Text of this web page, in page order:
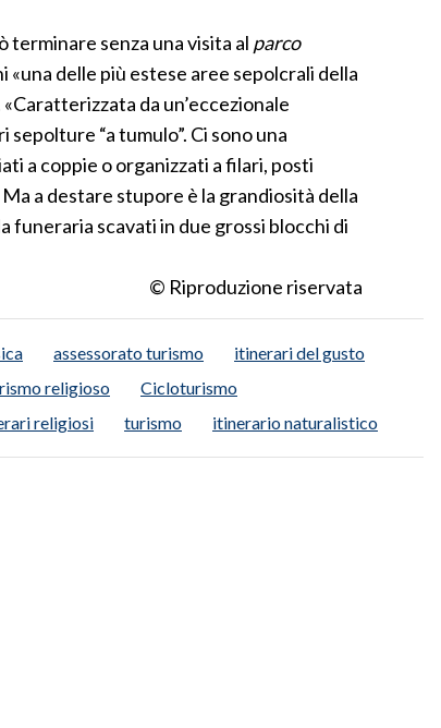
terminare senza una visita al parco
«una delle più estese aree sepolcrali della
da un’eccezionale
“a tumulo”. Ci sono una
a coppie o organizzati a filari, posti
a destare stupore è la grandiosità della
funeraria scavati in due grossi blocchi di
© Riproduzione riservata
assessorato turismo
itinerari del gusto
religioso
Cicloturismo
religiosi turismo itinerario naturalistico